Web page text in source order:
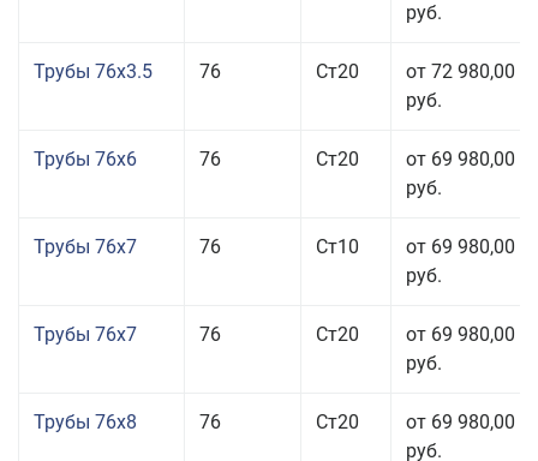
руб.
Трубы 76x3.5 76 Ст20
от 72 980,00
руб.
Трубы 76x6 76 Ст20
от 69 980,00
руб.
Трубы 76x7 76 Ст10
от 69 980,00
руб.
Трубы 76x7 76 Ст20
от 69 980,00
руб.
Трубы 76x8 76 Ст20
от 69 980,00
руб.